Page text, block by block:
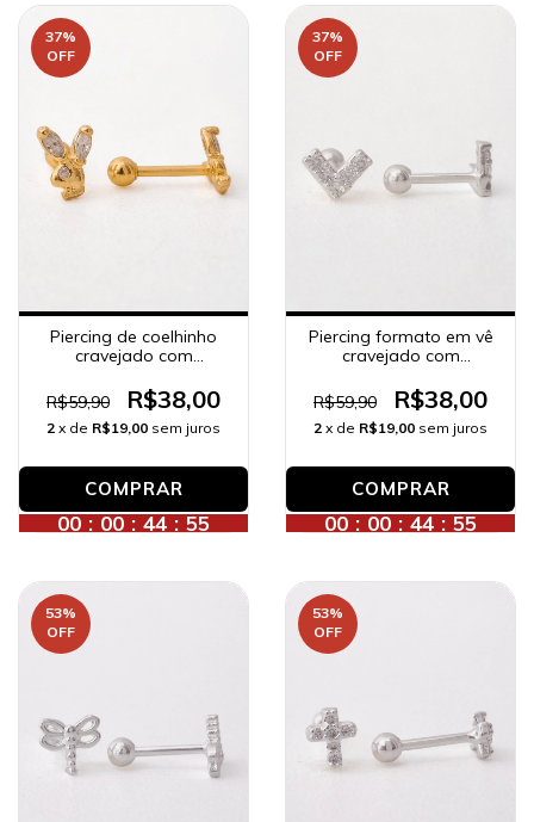
37%
OFF
Piercing de coelhinho
cravejado com
ouro 18K.
R$59,90 R$38,00
2 x de R$19,00 sem juros
00 : 00 : 44 : 53
37%
OFF
Piercing formato em vê
cravejado com
prata.
R$59,90 R$38,00
2 x de R$19,00 sem juros
00 : 00 : 44 : 53
53%
OFF
53%
OFF